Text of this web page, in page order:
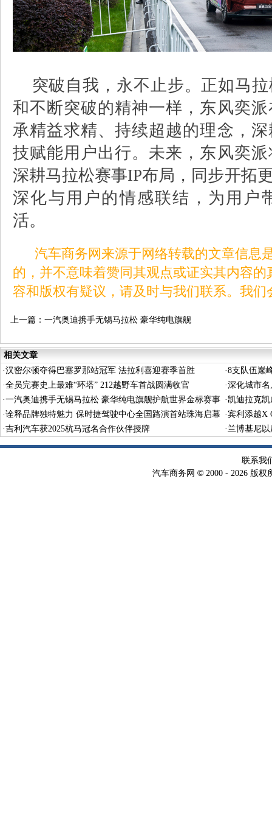
突破自我，永不止步。正如马拉
和不断突破的精神一样，东风奕
承精益求精、持续超越的理念，
技赋能用户出行。未来，东风奕
深耕马拉松赛事IP布局，同步开拓
深化与用户的情感联结，为用户
活。
汽车商务网来源于网络转载的文章信息
的，并不意味着赞同其观点或证实其内容
容和版权有疑议，请及时与我们联系。我
上一篇： 一汽奥迪携手无锡马拉松 豪华纯电旗舰
相关文章
·汉密尔顿夺得巴塞罗那站冠军 法拉利喜迎赛季首胜 ·8支队伍巅
·全员完赛史上最难“环塔” 212越野车首战圆满收官 ·深化城市
·一汽奥迪携手无锡马拉松 豪华纯电旗舰护航世界金标赛事 ·凯迪拉克
·诠释品牌独特魅力 保时捷驾驶中心全国路演首站珠海启幕 ·宾利添越X
·吉利汽车获2025杭马冠名合作伙伴授牌 · 兰博基尼
联系我
汽车商务网 © 2000 - 2026 版权